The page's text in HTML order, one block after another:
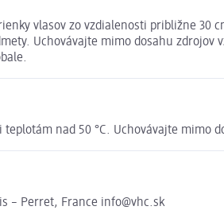
vlasov zo vzdialenosti približne
Uchovávajte mimo dosahu
nad 50 °C. Uchovávajte mimo
– Perret, France info@vhc.sk